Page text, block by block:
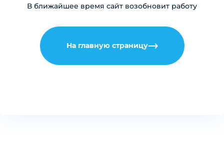
В ближайшее время сайт возобновит работу
На главную страницу